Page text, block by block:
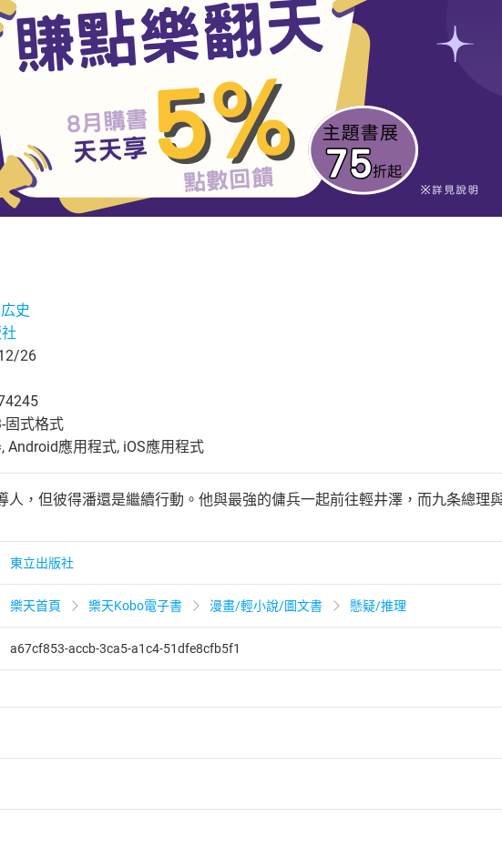
史
26
固式格式
Android應用程式, iOS應用程式
人，但彼得潘還是繼續行動。他與最強的傭兵一起前往輕井澤，而九条總理
東立出版社
樂天首頁 樂天Kobo電子書 漫畫/輕小說/圖文書 懸疑/推理
a67cf853-accb-3ca5-a1c4-51dfe8cfb5f1
法第19條第1項後段暨通訊交易解除權合理例外情事適用準則第2條第5款之